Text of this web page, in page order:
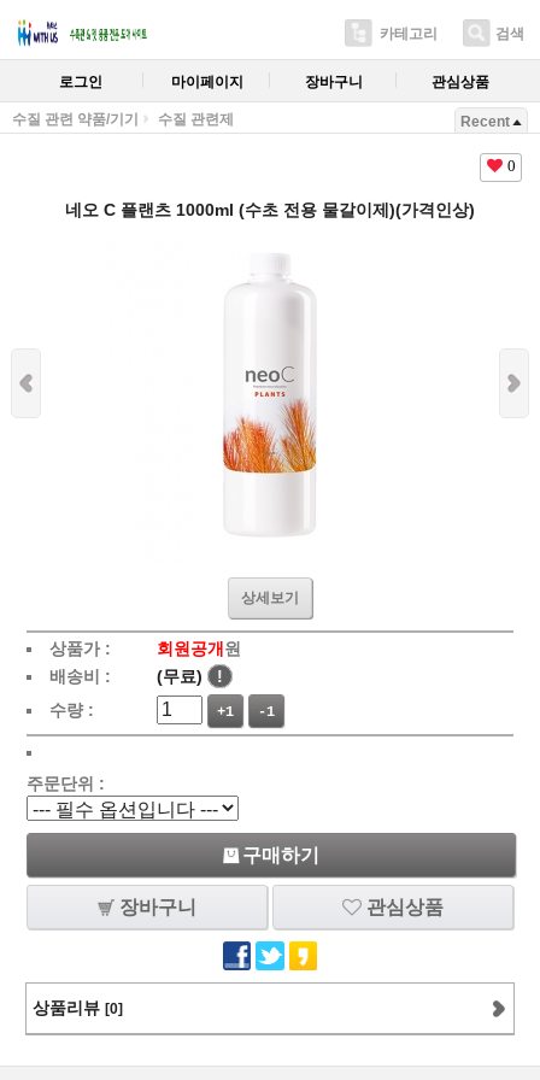
카테고리 검색
로그인 마이페이지 장바구니 관심상품
수질 관련 약품/기기 수질 관련제 Recent
0
네오 C 플랜츠 1000ml (수초 전용 물갈이제)(가격인상)
상세보기
상품가 : 회원공개 원
배송비 :
(무료)
!
수량 :
+1 -1
주문단위 :
구매하기
장바구니 관심상품
상품리뷰 [0]